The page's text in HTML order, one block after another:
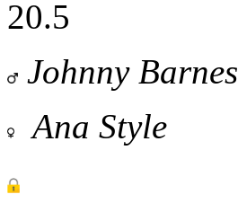
20.5
Johnny Barnes
Ana Style